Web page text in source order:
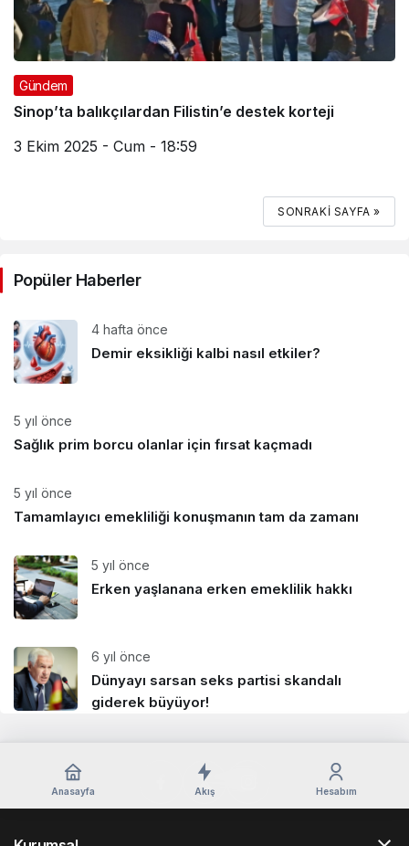
Gündem
Sinop’ta balıkçılardan Filistin’e destek korteji
3 Ekim 2025 - Cum - 18:59
SONRAKI SAYFA »
Popüler Haberler
4 hafta önce
Demir eksikliği kalbi nasıl etkiler?
5 yıl önce
Sağlık prim borcu olanlar için fırsat kaçmadı
5 yıl önce
Tamamlayıcı emekliliği konuşmanın tam da zamanı
5 yıl önce
Erken yaşlanana erken emeklilik hakkı
6 yıl önce
Dünyayı sarsan seks partisi skandalı
giderek büyüyor!
Anasayfa Akış Hesabım